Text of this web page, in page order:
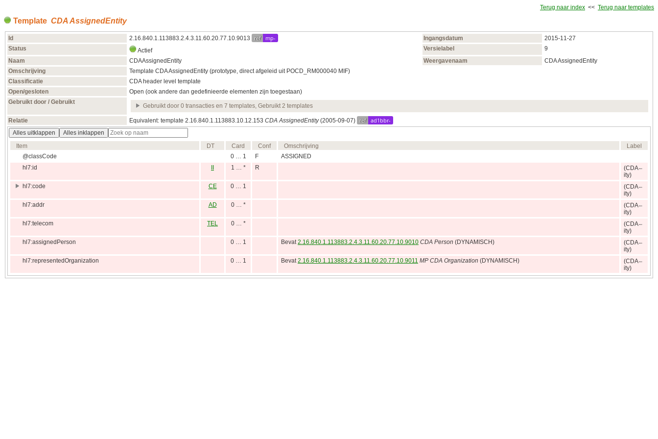
Terug naar index << Terug naar templates
Template CDA AssignedEntity
Id 2.16.840.1.113883.2.4.3.11.60.20.77.10.9013 ref mp- Ingangsdatum
2015‑11‑27
Status
Actief Versielabel
9
Naam
CDAAssignedEntity Weergavenaam
CDA AssignedEntity
Omschrijving
Template CDA AssignedEntity (prototype, direct afgeleid uit POCD_RM000040 MIF)
Classificatie
CDA header level template
Open/gesloten
Open (ook andere dan gedefinieerde elementen zijn toegestaan)
Gebruikt door / Gebruikt
Gebruikt door 0 transacties en 7 templates, Gebruikt 2 templates
Relatie Equivalent: template 2.16.840.1.113883.10.12.153 CDA AssignedEntity(2005‑09‑07) ref ad1bbr-
Alles uitklappen
Alles inklappen
Item
DT Card Conf Omschrijving
Label
@classCode
0 … 1 F
ASSIGNED
hl7:id
1 … * R
(CDA
ity)
hl7:code
CE 0 … 1
(CDA
ity)
hl7:addr
AD 0 … *
(CDA
ity)
hl7:telecom
TEL 0 … *
(CDA
ity)
hl7:assignedPerson
0 … 1 Bevat2.16.840.1.113883.2.4.3.11.60.20.77.10.9010 CDA Person (DYNAMISCH)
(CDA
ity)
hl7:representedOrganization
0 … 1 Bevat2.16.840.1.113883.2.4.3.11.60.20.77.10.9011 MP CDA Organization (DYNAMISCH)
(CDA
ity)